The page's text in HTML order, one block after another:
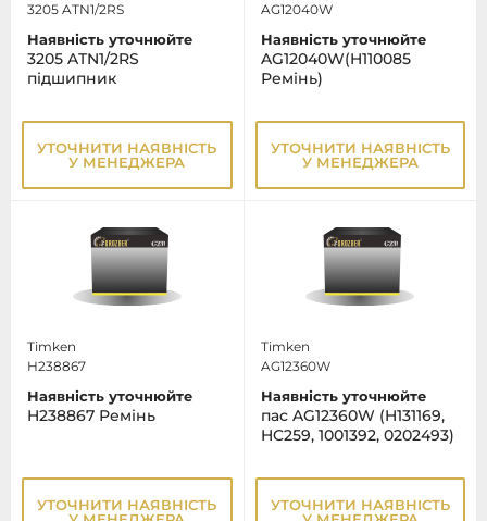
3205 ATN1/2RS
Наявність уточнюйте
3205 ATN1/2RS
підшипник
УТОЧНИТИ НАЯВНІСТЬ
У МЕНЕДЖЕРА
AG12040W
Наявність уточнюйте
AG12040W(H110085
Ремінь)
УТОЧНИТИ НАЯВНІСТЬ
У МЕНЕДЖЕРА
Timken
H238867
Наявність уточнюйте
H238867 Ремінь
УТОЧНИТИ НАЯВНІСТЬ
Timken
AG12360W
Наявність уточнюйте
пас AG12360W (H131169,
HC259, 1001392, 0202493)
УТОЧНИТИ НАЯВНІСТЬ